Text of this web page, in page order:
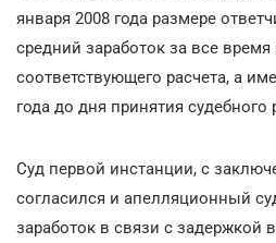
января 2008 года размере
средний заработок за все
соответствующего расчета, а
года до дня принятия
Суд первой инстанции, с
согласился и апелляционный
заработок в связи с задержкой